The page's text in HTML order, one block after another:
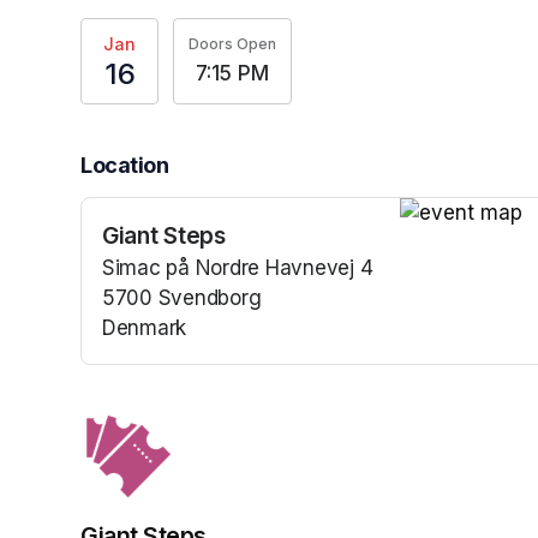
Jan
16
Doors Open
7:15 PM
Location
Giant Steps
Simac på Nordre Havnevej 4
5700 Svendborg
Denmark
(opens in a new tab)